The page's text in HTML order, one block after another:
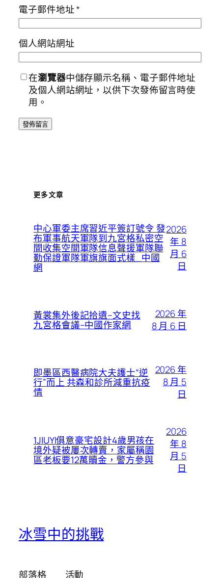
電子郵件地址*
個人網站網址
在瀏覽器中儲存顯示名稱、電子郵件地址
及個人網站網址，以供下次發佈留言時使
用。
更多文章
中心軍委主席習近平簽訂號令 發
布軍事航天軍隊到九宮格私密空
間收集空間軍隊信息聲援軍隊聯
勤保證軍隊軍旗旗面式樣_中國
網
2026
年 8
月 6
日
黃裳集外後記拾遺–文史找
九宮格會議–中國作家網
2026 年
8 月 6 日
即墨區西醫病院大夫護士“逆
行”而上 共森和診所減重抗疫
情
2026 年
8 月 5
日
1JIUYI俱意豪宅設計4歲男孩在
境外疑被屢次轉賣，家屬稱園
區老板要12萬贖金，警方參與
2026
年 8
月 5
日
冰雪中的挑戰
部落格 活動